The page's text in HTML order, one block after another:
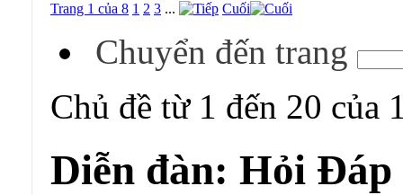
Trang 1 của 8 1 2 3 ... Cuối
Chuyển đến trang
Chủ đề từ 1 đến 20 của
Diễn đàn: Hỏi Đáp